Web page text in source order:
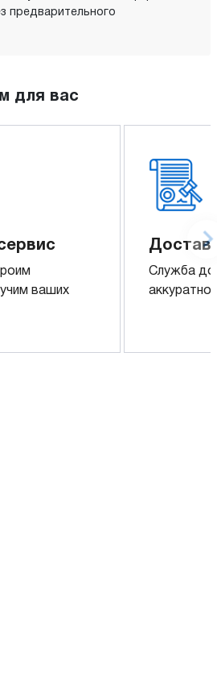
предварительного
для вас
ваших
Служба
аккуратно